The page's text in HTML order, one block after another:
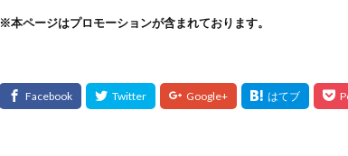
※本ページはプロモーションが含まれております。